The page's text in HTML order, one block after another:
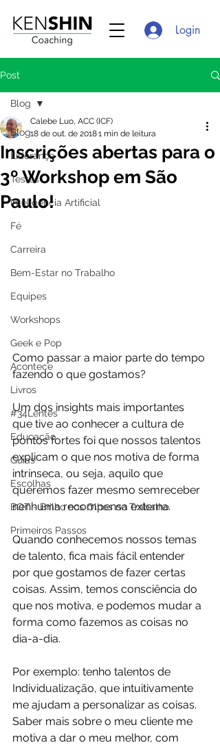
Login
Post
Blog
Liderança
Testes
Inteligência Artificial
Fé
Carreira
Bem-Estar no Trabalho
Equipes
Workshops
Geek e Pop
Acontece
Livros
#34Lentes
Educação
Guias
Escolhas
BOT - Brilho nos Olhos no Trabalho
Primeiros Passos
Blog
Inscrições abertas para o
3º Workshop em São
Paulo!
Calebe Luo, ACC (ICF)
18 de out. de 20181 min de leitura
Como passar a maior parte do tempo
fazendo o que gostamos?
Um dos insights mais importantes
que tive ao conhecer a cultura de
pontos fortes foi que nossos talentos
explicam o que nos motiva de forma
intrínseca, ou seja, aquilo que
queremos fazer mesmo semreceber
nenhuma recompensa externa.
Quando conhecemos nossos temas
de talento, fica mais fácil entender
por que gostamos de fazer certas
coisas. Assim, temos consciência do
que nos motiva, e podemos mudar a
forma como fazemos as coisas no
dia-a-dia.
Por exemplo: tenho talentos de
Individualização, que intuitivamente
me ajudam a personalizar as coisas.
Saber mais sobre o meu cliente me
motiva a dar o meu melhor, com